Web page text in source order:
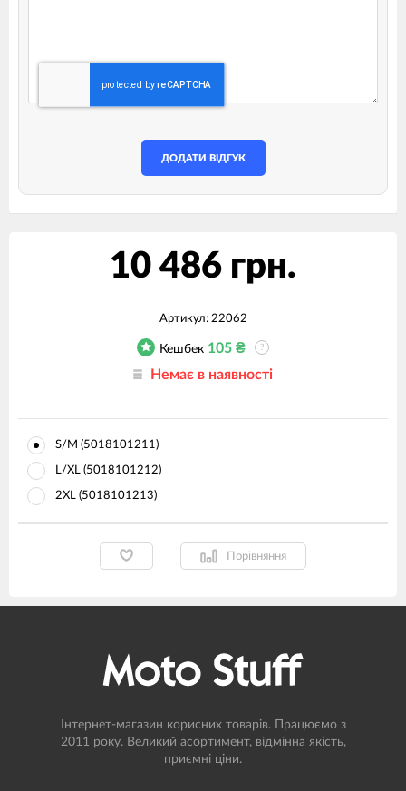
ДОДАТИ ВІДГУК
10 486 грн.
Артикул: 22062
Кешбек 105 ₴ ?
Немає в наявності
S/M (5018101211)
L/XL (5018101212)
2XL (5018101213)
Порівняння
Інтернет-магазин корисних товарів. Працюємо з
2011 року. Великий асортимент, відмінна якість,
приємні ціни.